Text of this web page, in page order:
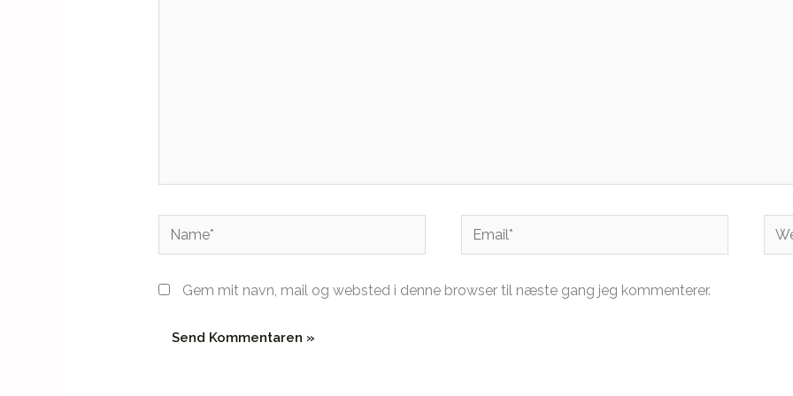
Name* Email*
Gem mit navn, mail og websted i denne browser til næste gang jeg kommenterer.